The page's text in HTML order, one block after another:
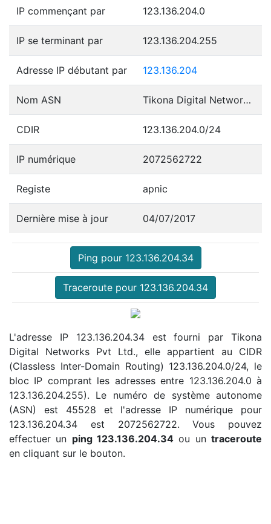
IP commençant par 123.136.204.0
IP se terminant par 123.136.204.255
Adresse IP débutant par 123.136.204
Nom ASN Tikona Digital Networks Pvt Ltd.
CDIR 123.136.204.0/24
IP numérique 2072562722
Registe apnic
Dernière mise à jour 04/07/2017
Ping pour 123.136.204.34
Traceroute pour 123.136.204.34
L'adresse IP 123.136.204.34 est fourni par Tikona
Digital Networks Pvt Ltd., elle appartient au CIDR
(Classless Inter-Domain Routing) 123.136.204.0/24, le
bloc IP comprant les adresses entre 123.136.204.0 à
123.136.204.255). Le numéro de système autonome
(ASN) est 45528 et l'adresse IP numérique pour
123.136.204.34 est 2072562722. Vous pouvez
effectuer un ping 123.136.204.34 ou untraceroute
en cliquant sur le bouton.